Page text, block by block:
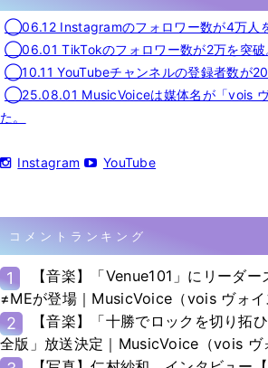
◯06.12 Instagramのフォロワー数が4万人を
◯06.01 TikTokのフォロワー数が2万を突破
◯10.11 YouTubeチャンネルの登録者数が20
◯25.08.01 MusicVoiceは媒体名が「vois ヴ
た。
Instagram YouTube
コメントランキング
1
【音楽】「Venue101」にリーダ
≠MEが登場｜MusicVoice（vois ヴォイ
2
【音楽】「十勝でロックを切り拓
全版」放送決定｜MusicVoice（vois ヴ